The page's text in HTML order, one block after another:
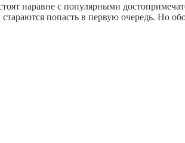
наравне с популярными
попасть в первую очередь. Но